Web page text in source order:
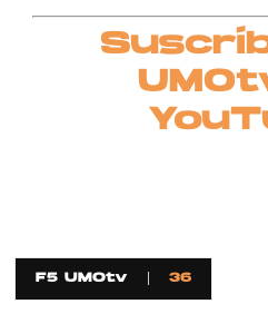
F5 UMOtv 36